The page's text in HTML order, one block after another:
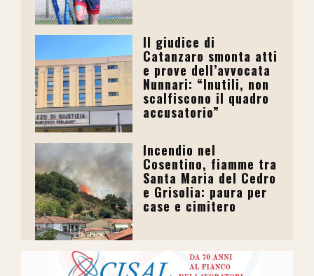
Il giudice di
Catanzaro smonta atti
e prove dell’avvocata
Nunnari: “Inutili, non
scalfiscono il quadro
accusatorio”
Incendio nel
Cosentino, fiamme tra
Santa Maria del Cedro
e Grisolia: paura per
case e cimitero